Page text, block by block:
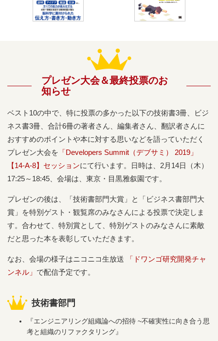
プレゼン大会＆最終投票のお
知らせ
ベスト10の中で、特に投票の多かった以下の技術書3冊、ビジ
ネス書3冊、合計6冊の著者さん、編集者さん、翻訳者さんに
おすすめのポイントや本に対する思いなどを語っていただく
プレゼン大会を 「Developers Summit（デブサミ） 2019」
【14-A-8】セッションにて行います。日時は、2月14日（木）
17:25～18:45、会場は、東京・目黒雅叙園です。
プレゼンの後は、「技術書部門大賞」と「ビジネス書部門大
賞」を特別ゲスト・観覧席のみなさんによる投票で決定しま
す。合わせて、特別賞として、特別ゲストのみなさんに素敵
だと思った本を表彰していただきます。
なお、会場の様子はニコニコ生放送
「ドワンゴ研究開発チャ
ンネル」 で配信予定です。
技術書部門
『エンジニアリング組織論への招待 ~不確実性に向き合う思
考と組織のリファクタリング』